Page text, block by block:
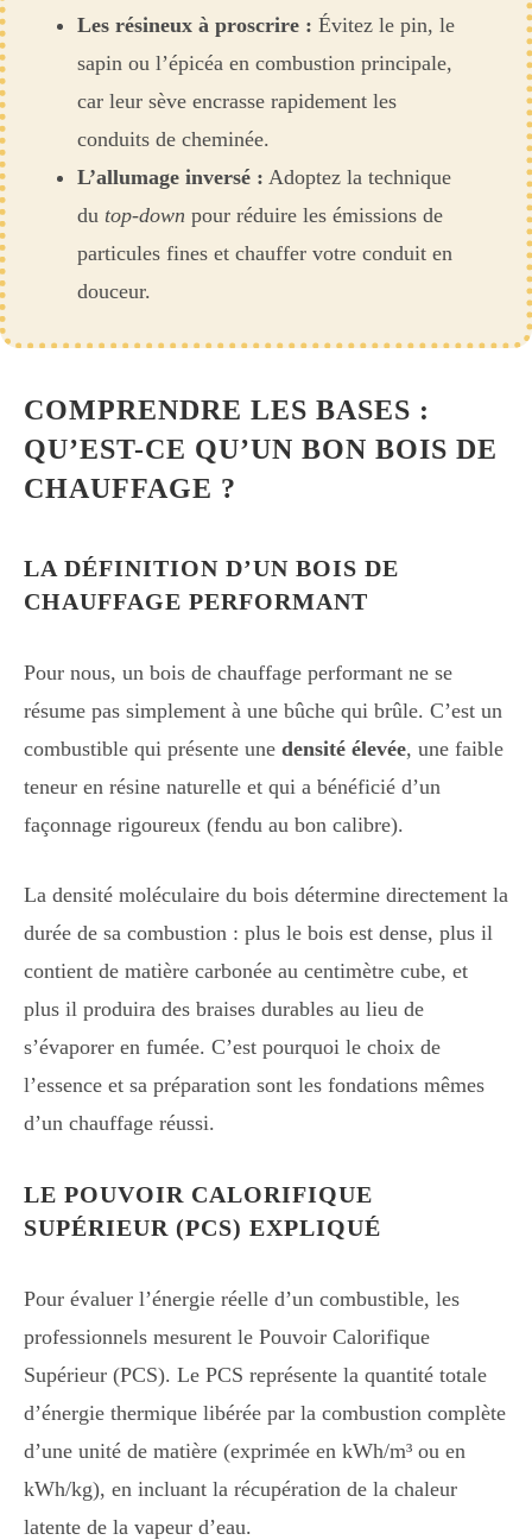
Les résineux à proscrire : Évitez le pin, le
sapin ou l’épicéa en combustion principale,
car leur sève encrasse rapidement les
conduits de cheminée.
L’allumage inversé : Adoptez la technique
du top-down pour réduire les émissions de
particules fines et chauffer votre conduit en
douceur.
COMPRENDRE LES BASES :
QU’EST-CE QU’UN BON BOIS DE
CHAUFFAGE ?
LA DÉFINITION D’UN BOIS DE
CHAUFFAGE PERFORMANT
Pour nous, un bois de chauffage performant ne se
résume pas simplement à une bûche qui brûle. C’est un
combustible qui présente une densité élevée, une faible
teneur en résine naturelle et qui a bénéficié d’un
façonnage rigoureux (fendu au bon calibre).
La densité moléculaire du bois détermine directement la
durée de sa combustion : plus le bois est dense, plus il
contient de matière carbonée au centimètre cube, et
plus il produira des braises durables au lieu de
s’évaporer en fumée. C’est pourquoi le choix de
l’essence et sa préparation sont les fondations mêmes
d’un chauffage réussi.
LE POUVOIR CALORIFIQUE
SUPÉRIEUR (PCS) EXPLIQUÉ
Pour évaluer l’énergie réelle d’un combustible, les
professionnels mesurent le Pouvoir Calorifique
Supérieur (PCS). Le PCS représente la quantité totale
d’énergie thermique libérée par la combustion complète
d’une unité de matière (exprimée en kWh/m³ ou en
kWh/kg), en incluant la récupération de la chaleur
latente de la vapeur d’eau.